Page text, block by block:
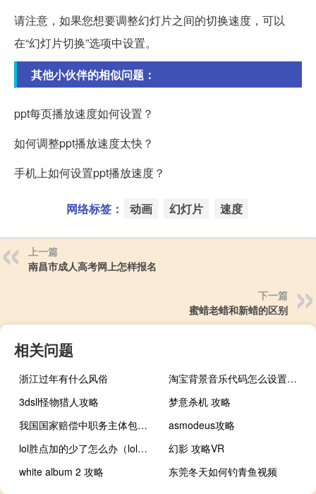
请注意，如果您想要调整幻灯片之间的切换速度，可以
在“幻灯片切换”选项中设置。
其他小伙伴的相似问题：
ppt每页播放速度如何设置？
如何调整ppt播放速度太快？
手机上如何设置ppt播放速度？
网络标签： 动画 幻灯片 速度
上一篇
南昌市成人高考网上怎样报名
下一篇
蜜蜡老蜡和新蜡的区别
相关问题
浙江过年有什么风俗
淘宝背景音乐代码怎么设置（淘宝背景音乐代码）
3dsll怪物猎人攻略
梦意杀机 攻略
我国国家赔偿中职务主体包括哪些
asmodeus攻略
lol胜点加的少了怎么办（lol胜点加的少减的多）
幻影 攻略VR
white album 2 攻略
东莞冬天如何钓青鱼视频